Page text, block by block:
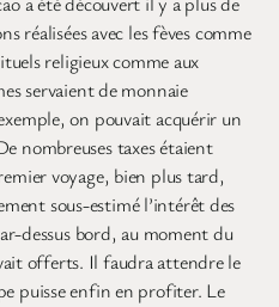
réalisées avec les fèves comme
religieux comme aux
servaient de monnaie
on pouvait acquérir un
nombreuses taxes étaient
voyage, bien plus tard,
sous-estimé l’intérêt des
dessus bord, au moment du
offerts. Il faudra attendre le
puisse enfin en profiter. Le